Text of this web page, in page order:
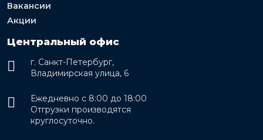
Вакансии
Акции
Центральный офис
г. Санкт-Петербург,
Владимирская улица, 6
Ежедневно с 8:00 до 18:00
Отгрузки производятся
круглосуточно.